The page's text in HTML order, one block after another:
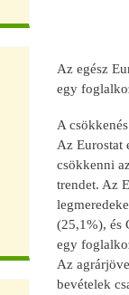
Az egész
egy
A
Az Eurostat
csökkenni
trendet. Az
(25,1%), és
egy
Az
bevételek